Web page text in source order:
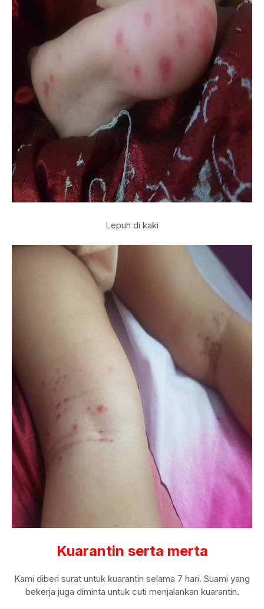
Lepuh di kaki
Kuarantin serta merta
Kami diberi surat untuk kuarantin selama 7 hari. Suami yang
bekerja juga diminta untuk cuti menjalankan kuarantin.